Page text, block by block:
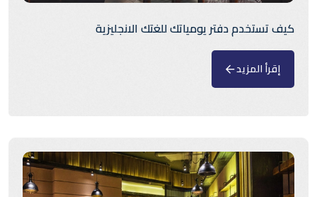
كيف تستخدم دفتر يومياتك للغتك الانجليزية
إقرأ المزيد